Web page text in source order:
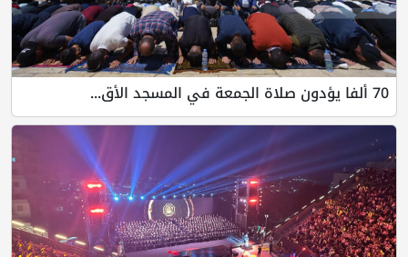
70 ألفا يؤدون صلاة الجمعة في المسجد الأق...